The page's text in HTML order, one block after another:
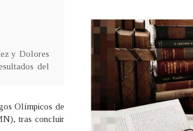
y Dolores
del
Olímpicos de
tras concluir